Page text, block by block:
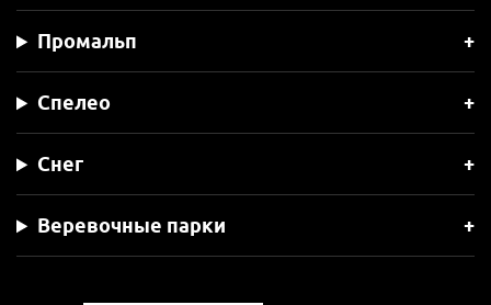
Промальп
Спелео
Снег
Веревочные парки